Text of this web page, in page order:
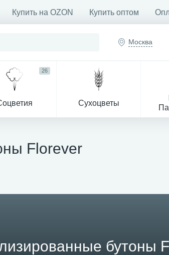
Купить на OZON Купить оптом
Москва
26
Сухоцветы
Florever
бутоны